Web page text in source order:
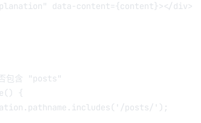
data-content= {content}></div>
包含 "posts"
() {
includes ( '/posts/' );